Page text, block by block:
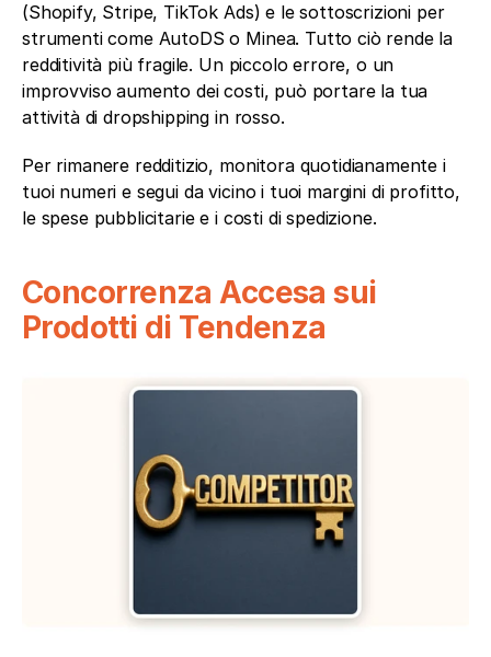
(Shopify, Stripe, TikTok Ads) e le sottoscrizioni per
strumenti come AutoDS o Minea. Tutto ciò rende la
redditività più fragile. Un piccolo errore, o un
improvviso aumento dei costi, può portare la tua
attività di dropshipping in rosso.
Per rimanere redditizio, monitora quotidianamente i
tuoi numeri e segui da vicino i tuoi margini di profitto,
le spese pubblicitarie e i costi di spedizione.
Concorrenza Accesa sui
Prodotti di Tendenza